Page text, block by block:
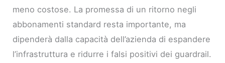
meno costose. La promessa di un ritorno negli
abbonamenti standard resta importante, ma
dipenderà dalla capacità dell’azienda di espandere
l’infrastruttura e ridurre i falsi positivi dei guardrail.